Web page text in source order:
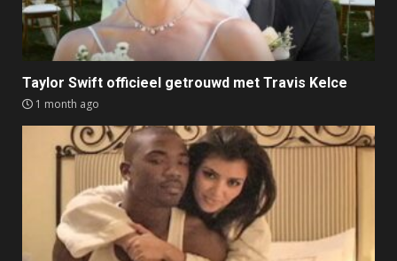
Taylor Swift officieel getrouwd met Travis Kelce
1 month ago